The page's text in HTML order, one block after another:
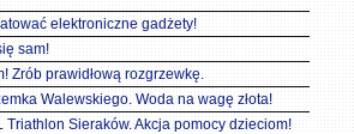
elektroniczne gadżety!
sam!
Zrób prawidłową rozgrzewkę.
Walewskiego. Woda na wagę złota!
Triathlon Sieraków. Akcja pomocy dzieciom!